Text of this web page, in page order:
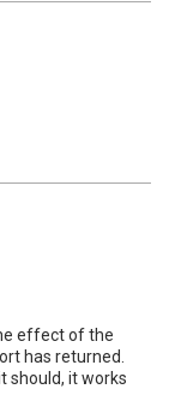
effect of the
has returned.
should, it works